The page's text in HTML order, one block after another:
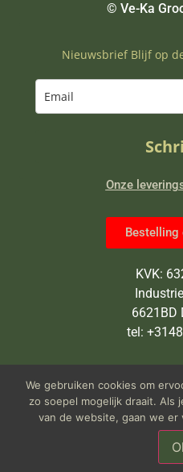
© Ve-Ka
Nieuwsbrief Blijf op
Onze
Bestelling
KVK:
6621BD
tel:
Wij zijn van
vrijdag open
We gebruiken cookies om
zo soepel mogelijk draait. Als
van de website, gaan we